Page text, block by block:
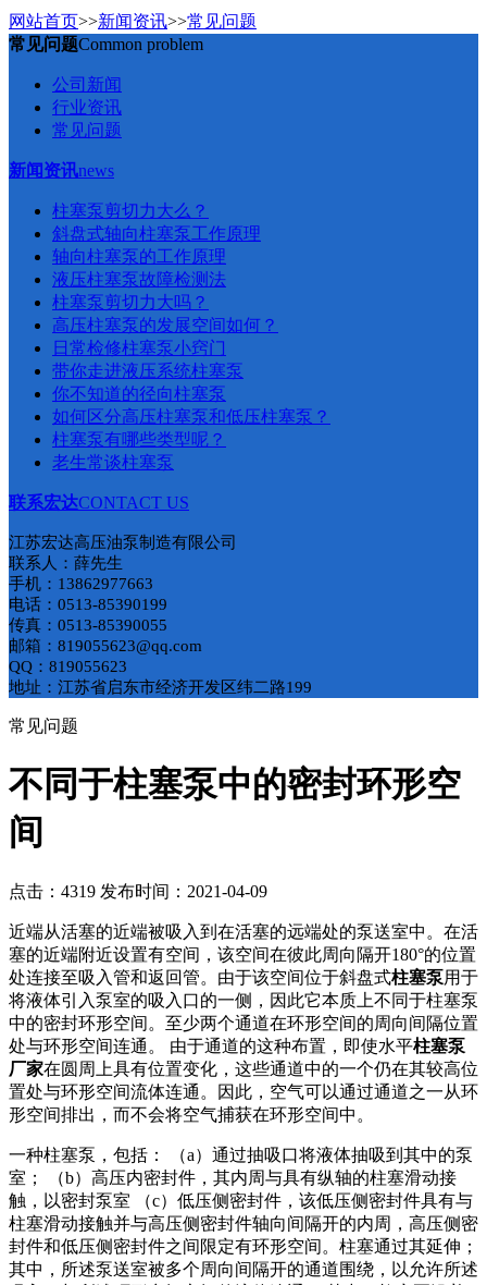
网站首页>>新闻资讯>>常见问题
常见问题Common problem
公司新闻
行业资讯
常见问题
新闻资讯news
柱塞泵剪切力大么？
斜盘式轴向柱塞泵工作原理
轴向柱塞泵的工作原理
液压柱塞泵故障检测法
柱塞泵剪切力大吗？
​高压柱塞泵的发展空间如何？
日常检修柱塞泵小窍门
带你走进液压系统柱塞泵
你不知道的径向柱塞泵
如何区分高压柱塞泵和低压柱塞泵​？
柱塞泵有哪些类型呢？
老生常谈柱塞泵
联系宏达CONTACT US
江苏宏达高压油泵制造有限公司
联系人：薛先生
手机：13862977663
电话：0513-85390199
传真：0513-85390055
邮箱：819055623@qq.com
QQ：819055623
地址：江苏省启东市经济开发区纬二路199
常见问题
不同于柱塞泵中的密封环形空
间
点击：4319 发布时间：2021-04-09
近端从活塞的近端被吸入到在活塞的远端处的泵送室中。在活
塞的近端附近设置有空间，该空间在彼此周向隔开180°的位置
处连接至吸入管和返回管。由于该空间位于斜盘式柱塞泵用于
将液体引入泵室的吸入口的一侧，因此它本质上不同于柱塞泵
中的密封环形空间。至少两个通道在环形空间的周向间隔位置
处与环形空间连通。 由于通道的这种布置，即使水平柱塞泵
厂家在圆周上具有位置变化，这些通道中的一个仍在其较高位
置处与环形空间流体连通。因此，空气可以通过通道之一从环
形空间排出，而不会将空气捕获在环形空间中。
一种柱塞泵，包括： （a）通过抽吸口将液体抽吸到其中的泵
室； （b）高压内密封件，其内周与具有纵轴的柱塞滑动接
触，以密封泵室 （c）低压侧密封件，该低压侧密封件具有与
柱塞滑动接触并与高压侧密封件轴向间隔开的内周，高压侧密
封件和低压侧密封件之间限定有环形空间。柱塞通过其延伸；
其中，所述泵送室被多个周向间隔开的通道围绕，以允许所述